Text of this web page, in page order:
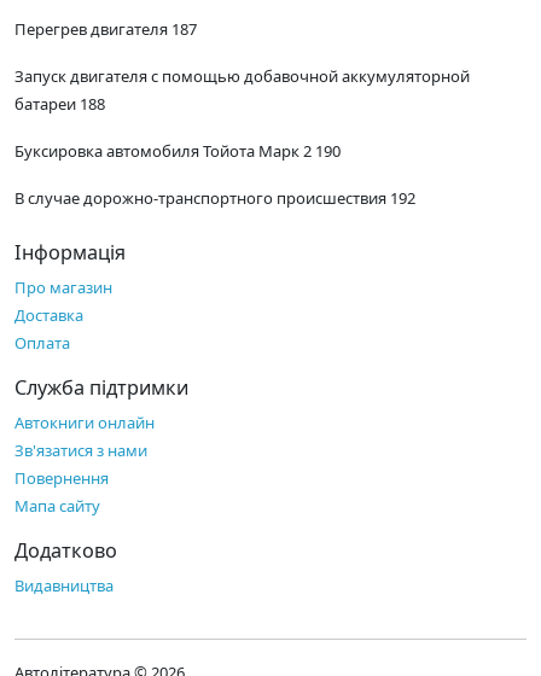
Перегрев двигателя 187
Запуск двигателя с помощью добавочной аккумуляторной
батареи 188
Буксировка автомобиля Тойота Марк 2 190
В случае дорожно-транспортного происшествия 192
Інформація
Про магазин
Доставка
Оплата
Служба підтримки
Автокниги онлайн
Зв'язатися з нами
Повернення
Мапа сайту
Додатково
Видавництва